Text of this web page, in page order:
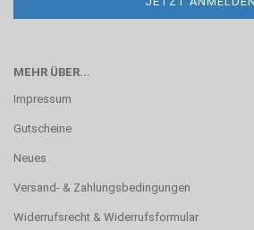
MEHR ÜBER...
Impressum
Gutscheine
Neues
Versand- & Zahlungsbedingungen
Widerrufsrecht & Widerrufsformular